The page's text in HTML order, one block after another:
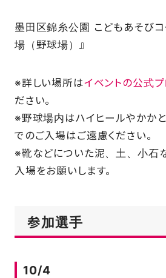
墨田区錦糸公園 こどもあそびコ
場（野球場）』
※詳しい場所はイベントの公式プ
ださい。
※野球場内はハイヒールやかか
でのご入場はご遠慮ください。
※靴などについた泥、土、小石
入場をお願いします。
参加選手
10/4